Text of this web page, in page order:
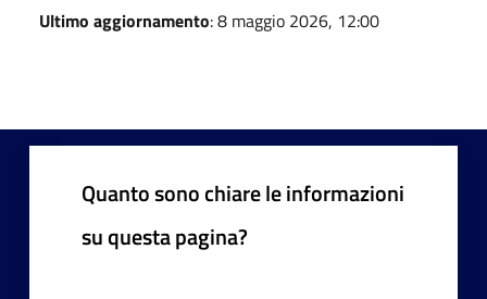
Ultimo aggiornamento: 8 maggio 2026, 12:00
Quanto sono chiare le informazioni
su questa pagina?